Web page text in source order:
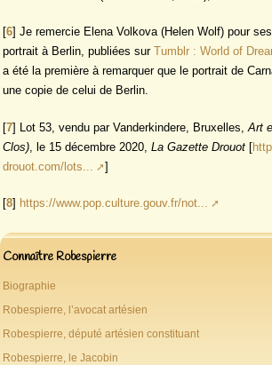
[6] Je remercie Elena Volkova (Helen Wolf) pour
portrait à Berlin, publiées sur Tumblr : World of
a été la première à remarquer que le portrait de
une copie de celui de Berlin.
[7] Lot 53, vendu par Vanderkindere, Bruxelles, Art
Clos) , le 15 décembre 2020, La Gazette Drouot [
drouot.com/lots...
]
[8] https://www.pop.culture.gouv.fr/not...
Connaître Robespierre
Biographie
Robespierre, l’avocat artésien
Robespierre, député artésien constituant
Robespierre, le Jacobin